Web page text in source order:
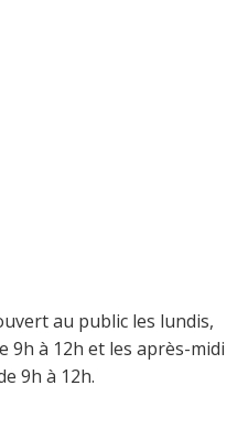
au public les lundis,
9h à 12h et les après-midi
9h à 12h.